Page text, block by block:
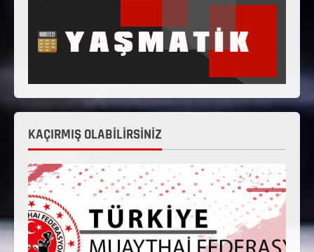
KAÇIRMIŞ OLABİLİRSİNİZ